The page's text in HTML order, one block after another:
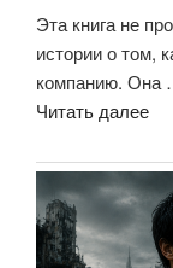
Эта книга не
истории о том,
компанию. Она
Читать далее
для